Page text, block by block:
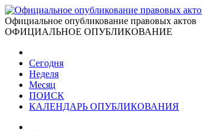
Официальное опубликование правовых актов
ОФИЦИАЛЬНОЕ ОПУБЛИКОВАНИЕ
Сегодня
Неделя
Месяц
ПОИСК
КАЛЕНДАРЬ ОПУБЛИКОВАНИЯ